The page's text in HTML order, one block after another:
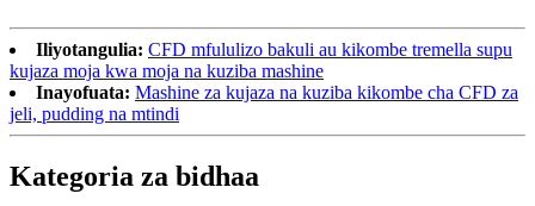
Iliyotangulia: CFD mfululizo bakuli au kikombe tremella supu
kujaza moja kwa moja na kuziba mashine
Inayofuata: Mashine za kujaza na kuziba kikombe cha CFD za
jeli, pudding na mtindi
Kategoria za bidhaa